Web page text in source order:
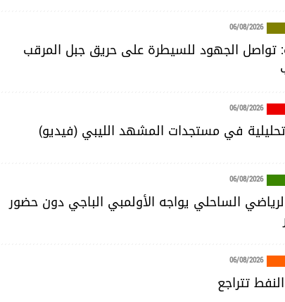
06/08/2026
تواصل الجهود للسيطرة على حريق جبل المرقب
06/08/2026
في مستجدات المشهد الليبي (فيديو)
06/08/2026
الساحلي يواجه الأولمبي الباجي دون حضور
06/08/2026
تتراجع